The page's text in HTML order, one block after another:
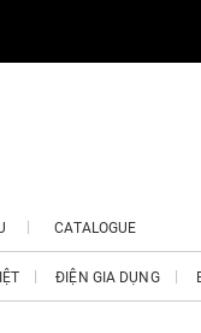
CATALOGUE
ĐIỆN GIA DỤNG